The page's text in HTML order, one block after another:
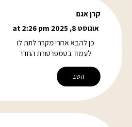
קרן אגם
אוגוסט 8, 2025 at 2:26 pm
כן להבא אחרי מקרר לתת לו
לעמוד בטמפרטורת החדר
השב